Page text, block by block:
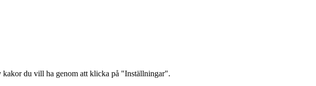
du vill ha genom att klicka på "Inställningar".